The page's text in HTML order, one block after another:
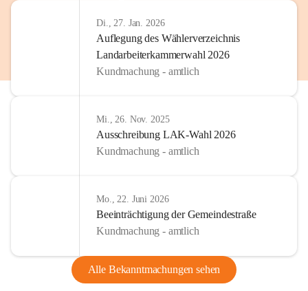
Di., 27. Jan. 2026
Auflegung des Wählerverzeichnis
Landarbeiterkammerwahl 2026
Kundmachung - amtlich
Mi., 26. Nov. 2025
Ausschreibung LAK-Wahl 2026
Kundmachung - amtlich
Mo., 22. Juni 2026
Beeinträchtigung der Gemeindestraße
Kundmachung - amtlich
Alle Bekanntmachungen sehen